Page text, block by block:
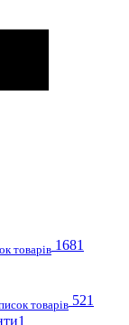
товарів 1681
товарів 521
1